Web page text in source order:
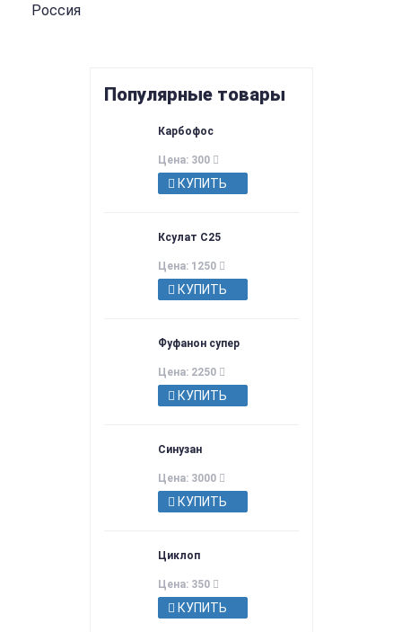
Россия
Популярные товары
Карбофос
Цена: 300
КУПИТЬ
Ксулат С25
Цена: 1250
КУПИТЬ
Фуфанон супер
Цена: 2250
КУПИТЬ
Синузан
Цена: 3000
КУПИТЬ
Циклоп
Цена: 350
КУПИТЬ